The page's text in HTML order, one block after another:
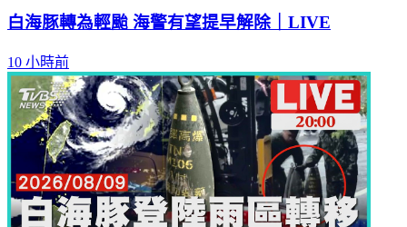
白海豚轉為輕颱 海警有望提早解除｜LIVE
10 小時前